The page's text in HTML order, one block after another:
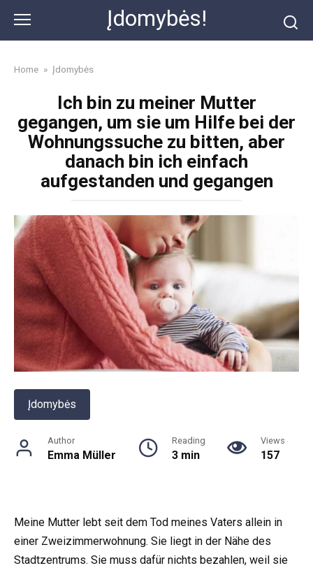
content
Įdomybės!
Home » Įdomybės
Ich bin zu meiner Mutter
gegangen, um sie um Hilfe bei der
Wohnungssuche zu bitten, aber
danach bin ich einfach
aufgestanden und gegangen
Įdomybės
Author
Emma Müller
Reading
3 min
Views
157
Meine Mutter lebt seit dem Tod meines Vaters allein in
einer Zweizimmerwohnung. Sie liegt in der Nähe des
Stadtzentrums. Sie muss dafür nichts bezahlen, weil sie